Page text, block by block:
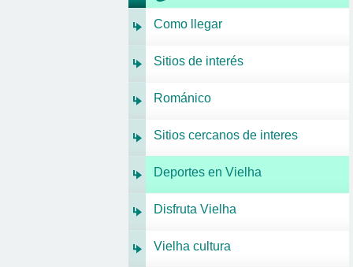
Como llegar
Sitios de interés
Románico
Sitios cercanos de interes
Deportes en Vielha
Disfruta Vielha
Vielha cultura